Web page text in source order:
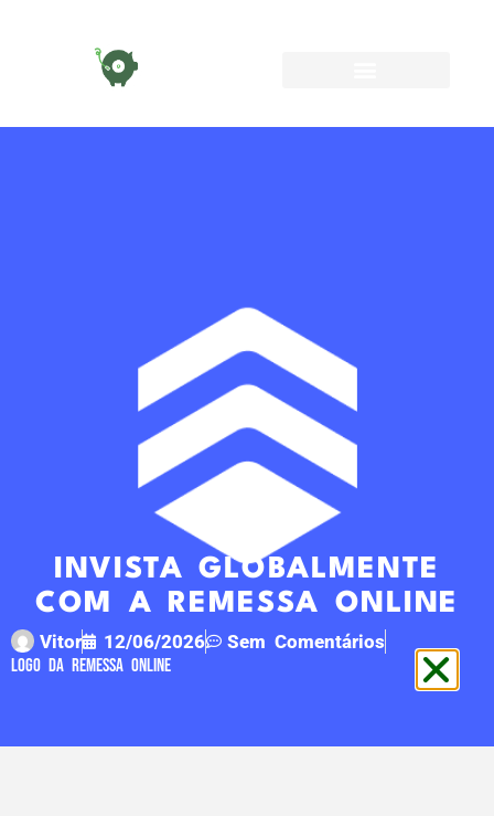
INVISTA GLOBALMENTE
COM A REMESSA ONLINE
Vitor 12/06/2026
Sem Comentários
Logo Da Remessa Online